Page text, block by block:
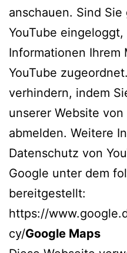
anschauen. Sind
YouTube
Informationen Ihrem
YouTube
verhindern, indem
unserer Website
abmelden. Weitere
Datenschutz von
Google unter dem
bereitgestellt:
https://
cy/Google Maps